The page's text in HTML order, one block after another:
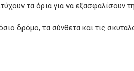
τα όρια για να εξασφαλίσουν
δρόμο, τα σύνθετα και τις